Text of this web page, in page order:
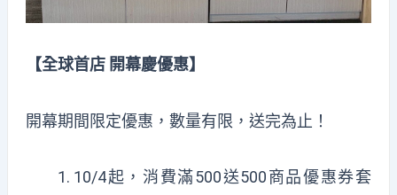
【全球首店 開幕慶優惠】
開幕期間限定優惠，數量有限，送完為止！
10/4起，消費滿500送500商品優惠券套